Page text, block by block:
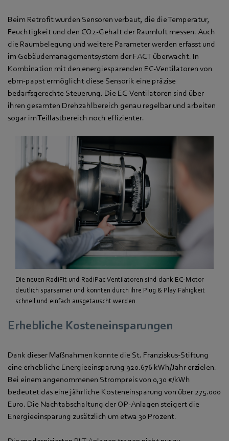
Beim Retrofit wurden Sensoren verbaut, die die Temperatur,
Feuchtigkeit und den CO2-Gehalt der Raumluft messen. Auch
die Raumbelegung und weitere Parameter werden erfasst und
im Gebäudemanagementsystem der FACT überwacht. In
Kombination mit den energiesparenden EC-Ventilatoren von
ebm‑papst ermöglicht diese Sensorik eine präzise
bedarfsgerechte Steuerung. Die EC-Ventilatoren sind über
ihren gesamten Drehzahlbereich genau regelbar und arbeiten
sogar im Teillastbereich noch effizienter.
Die neuen RadiFit und RadiPac Ventilatoren sind dank EC-Motor
deutlich sparsamer und konnten durch ihre Plug & Play Fähigkeit
schnell und einfach ausgetauscht werden.
Erhebliche Kosteneinsparungen
Dank dieser Maßnahmen konnte die St. Franziskus-Stiftung
eine erhebliche Energieeinsparung 920.676 kWh/Jahr erzielen.
Bei einem angenommenen Strompreis von 0,30 €/kWh
bedeutet das eine jährliche Kosteneinsparung von über 275.000
Euro. Die Nachtabschaltung der OP-Anlagen steigert die
Energieeinsparung zusätzlich um etwa 30 Prozent.